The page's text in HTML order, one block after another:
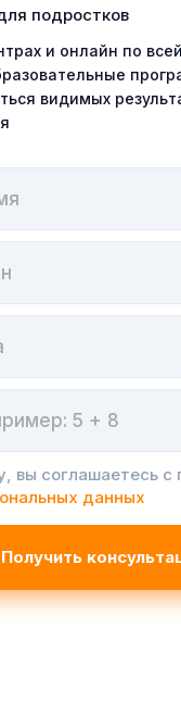
подростков
и онлайн по
видимых
вы соглашаетесь с
данных